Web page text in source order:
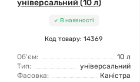
універсальний (10 л)
В наявності
Код товару: 14369
Об'єм:
10 л
Тип:
універсальний
Фасовка:
Каністра